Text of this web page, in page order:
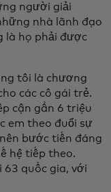
người giải
nhà lãnh đạo
là họ phải được
tab
tôi là chương
các cô gái trẻ.
cận gần 6 triệu
em theo đuổi sự
bước tiến đáng
hệ tiếp theo.
quốc gia, với